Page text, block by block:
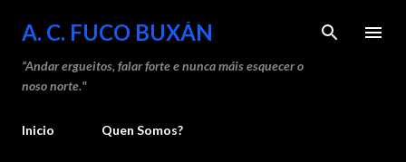
Saltar ao contido principal
A. C. FUCO BUXÁN
“Andar ergueitos, falar forte e nunca máis esquecer o
noso norte."
Inicio Quen Somos?